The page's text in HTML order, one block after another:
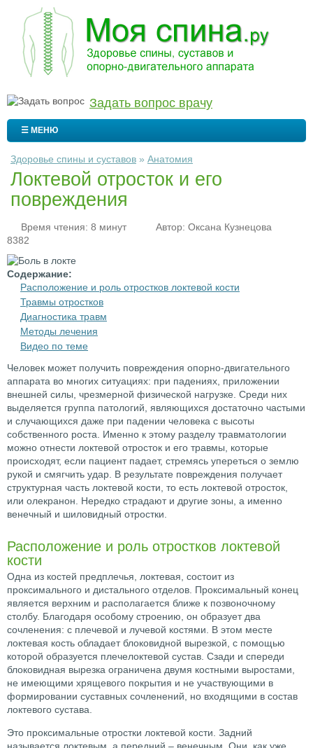
Задать вопрос врачу
☰ МЕНЮ
Здоровье спины и суставов » Анатомия
Локтевой отросток и его
повреждения
Время чтения: 8 минут Автор: Оксана Кузнецова
8382
Содержание:
Расположение и роль отростков локтевой кости
Травмы отростков
Диагностика травм
Методы лечения
Видео по теме
Человек может получить повреждения опорно-двигательного
аппарата во многих ситуациях: при падениях, приложении
внешней силы, чрезмерной физической нагрузке. Среди них
выделяется группа патологий, являющихся достаточно частыми
и случающихся даже при падении человека с высоты
собственного роста. Именно к этому разделу травматологии
можно отнести локтевой отросток и его травмы, которые
происходят, если пациент падает, стремясь упереться о землю
рукой и смягчить удар. В результате повреждения получает
структурная часть локтевой кости, то есть локтевой отросток,
или олекранон. Нередко страдают и другие зоны, а именно
венечный и шиловидный отростки.
Расположение и роль отростков локтевой
кости
Одна из костей предплечья, локтевая, состоит из
проксимального и дистального отделов. Проксимальный конец
является верхним и располагается ближе к позвоночному
столбу. Благодаря особому строению, он образует два
сочленения: с плечевой и лучевой костями. В этом месте
локтевая кость обладает блоковидной вырезкой, с помощью
которой образуется плечелоктевой сустав. Сзади и спереди
блоковидная вырезка ограничена двумя костными выростами,
не имеющими хрящевого покрытия и не участвующими в
формировании суставных сочленений, но входящими в состав
локтевого сустава.
Это проксимальные отростки локтевой кости. Задний